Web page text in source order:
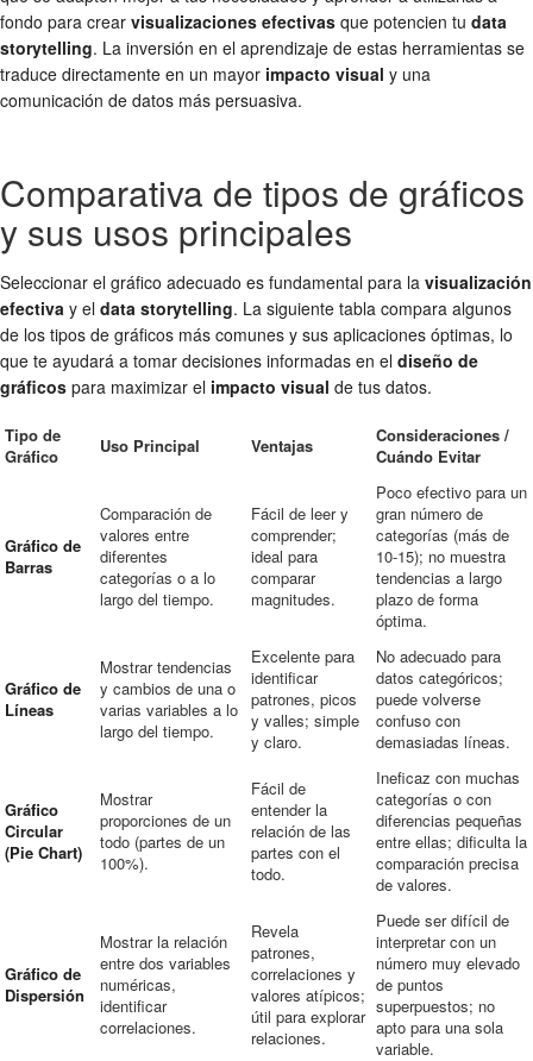
fondo para crear visualizaciones efectivas que potencien tu data
storytelling. La inversión en el aprendizaje de estas herramientas se
traduce directamente en un mayor impacto visual y una
comunicación de datos más persuasiva.
Comparativa de tipos de gráficos
y sus usos principales
Seleccionar el gráfico adecuado es fundamental para la visualización
efectiva y el data storytelling. La siguiente tabla compara algunos
de los tipos de gráficos más comunes y sus aplicaciones óptimas, lo
que te ayudará a tomar decisiones informadas en el diseño de
gráficos para maximizar el impacto visual de tus datos.
Tipo de
Gráfico
Uso Principal Ventajas
Consideraciones /
Cuándo Evitar
Gráfico de
Barras
Comparación de
valores entre
diferentes
categorías o a lo
largo del tiempo.
Fácil de leer y
comprender;
ideal para
comparar
magnitudes.
Poco efectivo para un
gran número de
categorías (más de
10-15); no muestra
tendencias a largo
plazo de forma
óptima.
Gráfico de
Líneas
Mostrar tendencias
y cambios de una o
varias variables a lo
largo del tiempo.
Excelente para
identificar
patrones, picos
y valles; simple
y claro.
No adecuado para
datos categóricos;
puede volverse
confuso con
demasiadas líneas.
Gráfico
Circular
(Pie Chart)
Mostrar
proporciones de un
todo (partes de un
100%).
Fácil de
entender la
relación de las
partes con el
todo.
Ineficaz con muchas
categorías o con
diferencias pequeñas
entre ellas; dificulta la
comparación precisa
de valores.
Gráfico de
Dispersión
Mostrar la relación
entre dos variables
numéricas,
identificar
correlaciones.
Revela
patrones,
correlaciones y
valores atípicos;
útil para explorar
relaciones.
Puede ser difícil de
interpretar con un
número muy elevado
de puntos
superpuestos; no
apto para una sola
variable.